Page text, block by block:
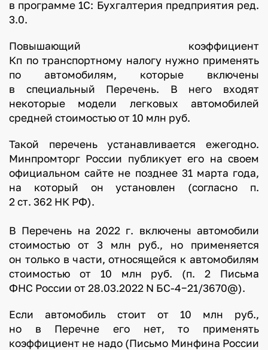
в программе 1С: Бухгалтерия предприятия ред.
3.0.
Повышающий коэффициент
Кп по транспортному налогу нужно применять
по автомобилям, которые включены
в специальный Перечень. В него входят
некоторые модели легковых автомобилей
средней стоимостью от 10 млн руб.
Такой перечень устанавливается ежегодно.
Минпромторг России публикует его на своем
официальном сайте не позднее 31 марта года,
на который он установлен (согласно п.
2 ст. 362 НК РФ).
В Перечень на 2022 г. включены автомобили
стоимостью от 3 млн руб., но применяется
он только в части, относящейся к автомобилям
стоимостью от 10 млн руб. (п. 2 Письма
ФНС России от 28.03.2022 N БС-4−21/3670@).
Если автомобиль стоит от 10 млн руб.,
но в Перечне его нет, то применять
коэффициент не надо (Письмо Минфина России